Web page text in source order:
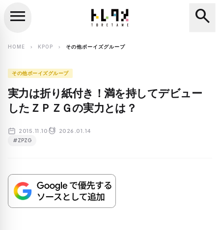
search
menu search
HOME chevron_right KPOP chevron_right その他ボーイズグループ
その他ボーイズグループ
実力は折り紙付き！満を持してデビュー
したＺＰＺＧの実力とは？
2015.11.10 2026.01.14
#ZPZG